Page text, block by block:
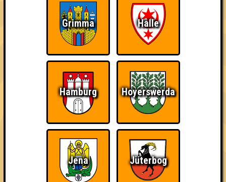
1. Seitensprung
15
13
2. Rhababer Barbaren
13 38
2. Disturbed Systems
14 38
3. Stammwürze
15 9 37
4. Obi-Wan geht knobeln
14 10 36
Grimma Halle
Hamburg Hoyerswerda
Jena Jüterbog